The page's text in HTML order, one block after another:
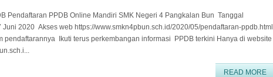
Pendaftaran PPDB Online Mandiri SMK Negeri 4 Pangkalan Bun Tanggal
Juni 2020 Akses web https://www.smkn4pbun.sch.id/2020/05/pendaftaran-ppdb.html
pendaftarannya Ikuti terus perkembangan informasi PPDB terkini Hanya di website
READ MORE